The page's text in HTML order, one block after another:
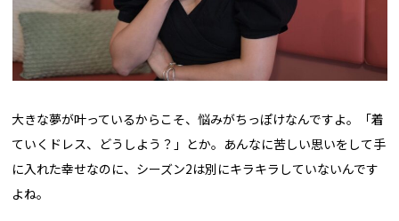
大きな夢が叶っているからこそ、悩みがちっぽけなんですよ。「着
ていくドレス、どうしよう？」とか。あんなに苦しい思いをして手
に入れた幸せなのに、シーズン2は別にキラキラしていないんです
よね。